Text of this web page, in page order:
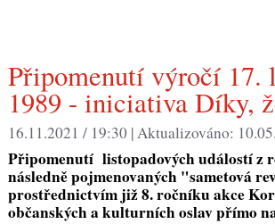
Připomenutí výročí 17. listopadu
1989 - iniciativa Díky,
16.11.2021 / 19:30 |Aktualizováno:
Připomenutí listopadových událostí z
následně pojmenovaných "sametová
prostřednictvím již 8. ročníku akce
občanských a kulturních oslav přímo